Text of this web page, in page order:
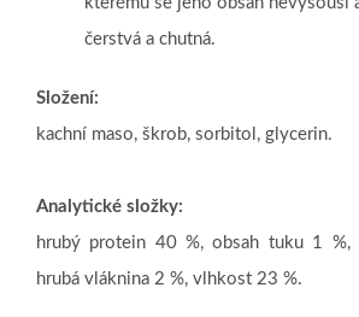
čerstvá a chutná.
Složení:
kachní maso, škrob, sorbitol, glycerin.
Analytické složky:
hrubý protein 40 %, obsah tuku 1 %,
hrubá vláknina 2 %, vlhkost 23 %.